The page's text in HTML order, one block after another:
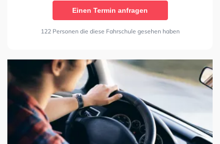
Einen Termin anfragen
122 Personen die diese Fahrschule gesehen haben